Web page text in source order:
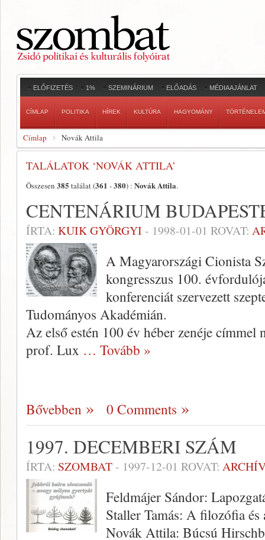
ELŐFIZETÉS 1% SZEMINÁRIUM ELŐADÁS MÉDIAAJÁNLAT
CÍMLAP POLITIKA HÍREK KULTÚRA HAGYOMÁNY
Címlap Novák Attila
TALÁLATOK ‘NOVÁK ATTILA’
Összesen 385 találat (361 -380) : Novák Attila.
CENTENÁRIUM
ÍRTA: KUIK GYÖRGYI - 1998-01-01 ROVAT:
A Magyarországi Cionista
kongresszus 100.
konferenciát szervezett
Tudományos Akadémián.
Az első estén 100 év héber zenéje címmel
prof. Lux … Tovább »
Bővebben 0 Comments
1997. DECEMBERI SZÁM
ÍRTA: SZOMBAT- 1997-12-01 ROVAT:
Feldmájer Sándor:
Staller Tamás: A filozófia és
Novák Attila: Búcsú